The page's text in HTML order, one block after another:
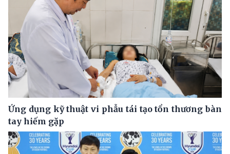
Ứng dụng kỹ thuật vi phẫu tái tạo tổn thương bàn
tay hiếm gặp